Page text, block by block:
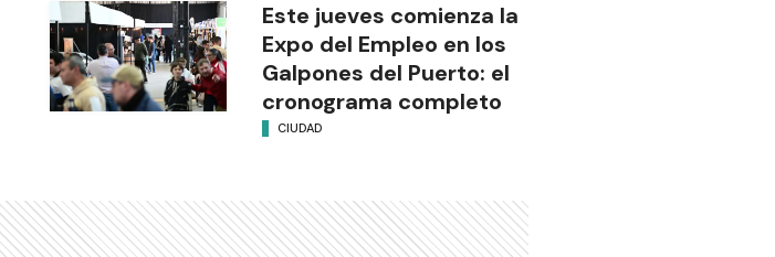
Este jueves comienza la
Expo del Empleo en los
Galpones del Puerto: el
cronograma completo
CIUDAD